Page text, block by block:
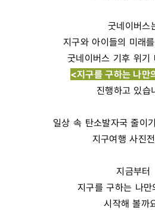
굿네이버스
지구와 아이들의 미래
굿네이버스 기후 위기
<지구를 구하는 나만
진행하고 있습
일상 속 탄소발자국 줄이
지구여행 사진
지금부터
지구를 구하는 나만
시작해 볼까